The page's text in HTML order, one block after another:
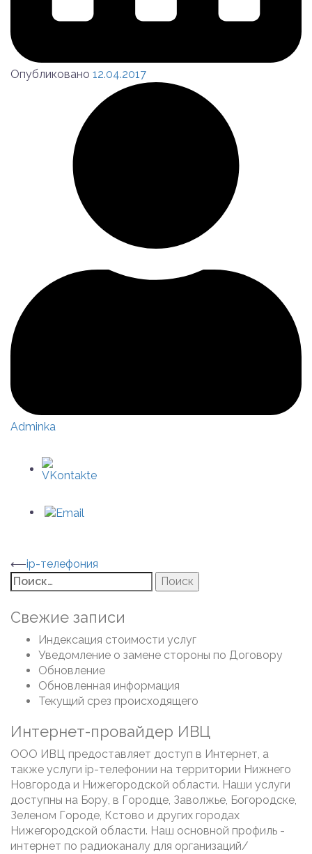
Опубликовано 12.04.2017
Adminka
Навигация
по
записям
⟵ip-телефония
Найти:
Свежие записи
Индексация стоимости услуг
Уведомление о замене стороны по Договору
Обновление
Обновленная информация
Текущий срез происходящего
Интернет-провайдер ИВЦ
ООО ИВЦ предоставляет доступ в Интернет, а
также услуги ip-телефонии на территории Нижнего
Новгорода и Нижегородской области. Наши услуги
доступны на Бору, в Городце, Заволжье, Богородске,
Зеленом Городе, Кстово и других городах
Нижегородской области. Наш основной профиль -
интернет по радиоканалу для организаций/